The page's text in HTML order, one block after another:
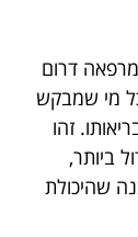
דרום
מי שמבקש
זהו
ביותר,
שהיכולת